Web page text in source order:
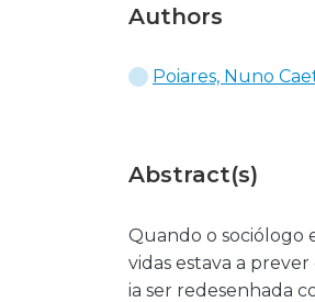
Authors
Poiares, Nuno
Abstract(s)
Quando o sociólogo
vidas estava a
ia ser redesenhada